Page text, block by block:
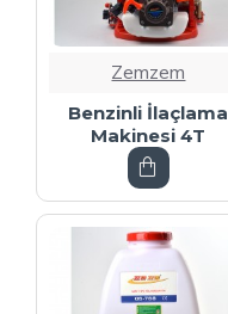
Zemzem
Benzinli İlaçlama
Makinesi 4T